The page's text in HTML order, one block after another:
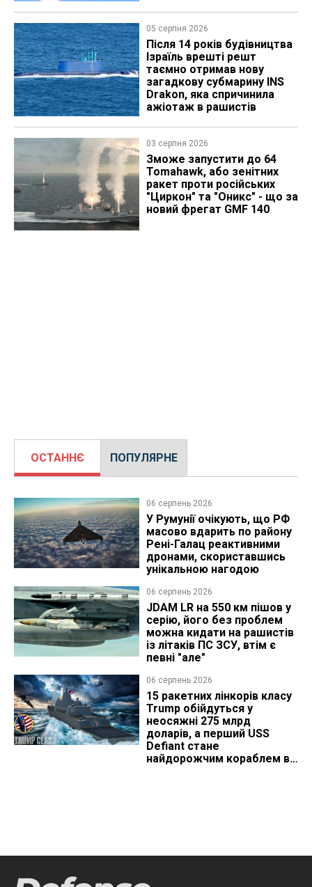
05 серпня 2026
Після 14 років будівництва
Ізраїль врешті решт
таємно отримав нову
загадкову субмарину INS
Drakon, яка спричинила
ажіотаж в рашистів
03 серпня 2026
Зможе запустити до 64
Tomahawk, або зенітних
ракет проти російських
"Циркон" та "Оникс" - що за
новий фрегат GMF 140
ОСТАННЄ ПОПУЛЯРНЕ
06 серпень 2026
У Румунії очікують, що РФ
масово вдарить по району
Рені-Галац реактивними
дронами, скориставшись
унікальною нагодою
06 серпень 2026
JDAM LR на 550 км пішов у
серію, його без проблем
можна кидати на рашистів
із літаків ПС ЗСУ, втім є
певні "але"
06 серпень 2026
15 ракетних лінкорів класу
Trump обійдуться у
неосяжні 275 млрд
доларів, а перший USS
Defiant стане
найдорожчим кораблем в